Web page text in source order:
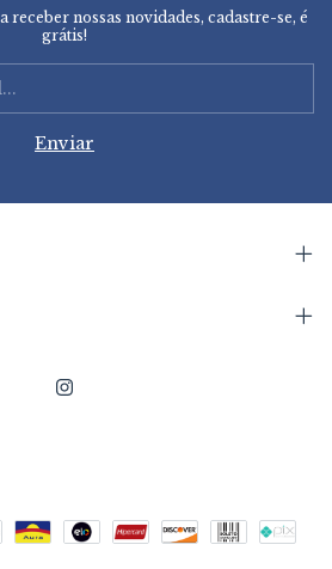
nossas novidades, cadastre-se, é
grátis!